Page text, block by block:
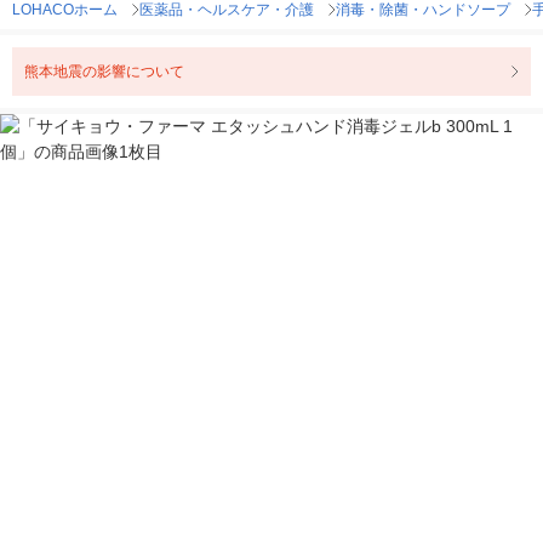
LOHACOホーム 医薬品・ヘルスケア・介護 消毒・除菌・ハンドソープ
熊本地震の影響について